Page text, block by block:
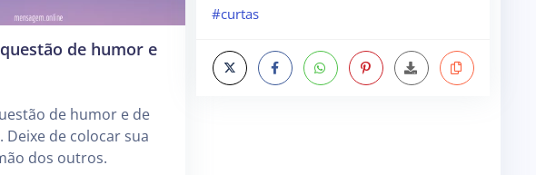
de humor e
de humor e de
de colocar sua
dos outros.
#curtas